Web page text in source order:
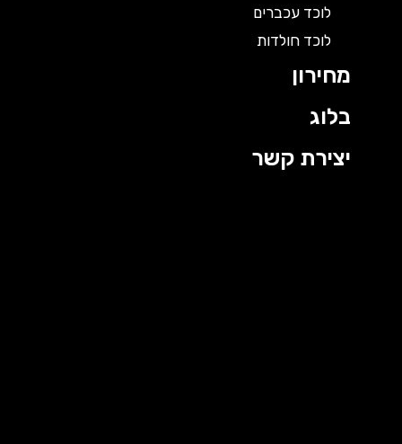
לוכד עכברים
לוכד חולדות
מחירון
בלוג
יצירת קשר